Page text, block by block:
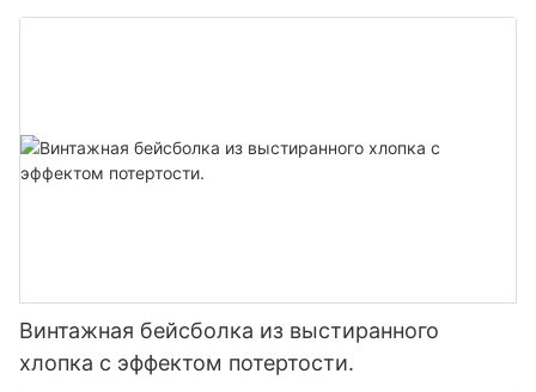
искусственной замши, возможно нанесение
Винтажная бейсболка из выстиранного
хлопка с эффектом потертости.